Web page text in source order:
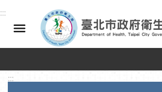
跳到主要內容區塊
:::
:::